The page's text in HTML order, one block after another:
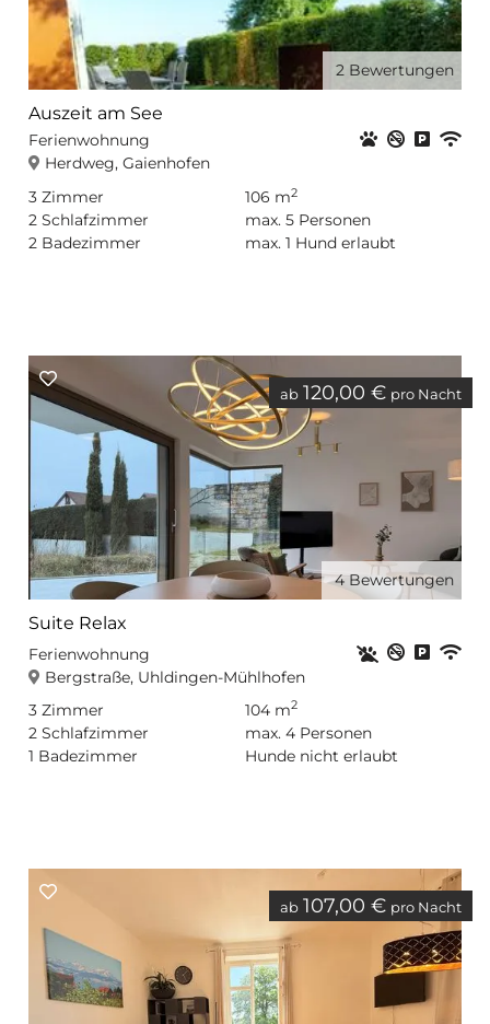
2 Bewertungen
Auszeit am See
Ferienwohnung
Herdweg, Gaienhofen
Haustiere
3 Zimmer
2 Schlafzimmer
2 Badezimmer
106 m2
max. 5 Personen
max. 1 Hund erlaubt
ab 120,00 € pro Nacht
4Bewertungen
Suite Relax
Ferienwohnung
Bergstraße, Uhldingen-Mühlhofen
Haustiere
3 Zimmer
2 Schlafzimmer
1 Badezimmer
104 m2
max. 4 Personen
Hunde nicht erlaubt
ab 107,00 € pro Nacht